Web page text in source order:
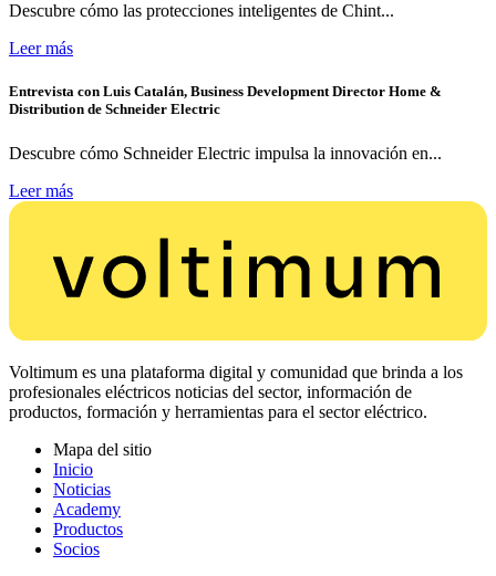
Descubre cómo las protecciones inteligentes de Chint...
Leer más
Entrevista con Luis Catalán, Business Development Director Home &
Distribution de Schneider Electric
Descubre cómo Schneider Electric impulsa la innovación en...
Leer más
Voltimum es una plataforma digital y comunidad que brinda a los
profesionales eléctricos noticias del sector, información de
productos, formación y herramientas para el sector eléctrico.
Mapa del sitio
Inicio
Noticias
Academy
Productos
Socios